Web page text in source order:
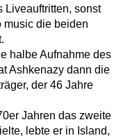
Liveauftritten, sonst
music die beiden
halbe Aufnahme des
Ashkenazy dann die
der 46 Jahre
Jahren das zweite
lebte er in Island,